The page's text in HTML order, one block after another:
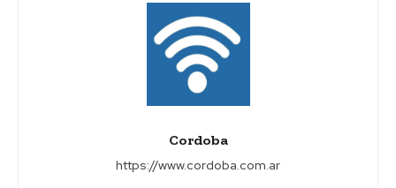
Cordoba
https://www.cordoba.com.ar